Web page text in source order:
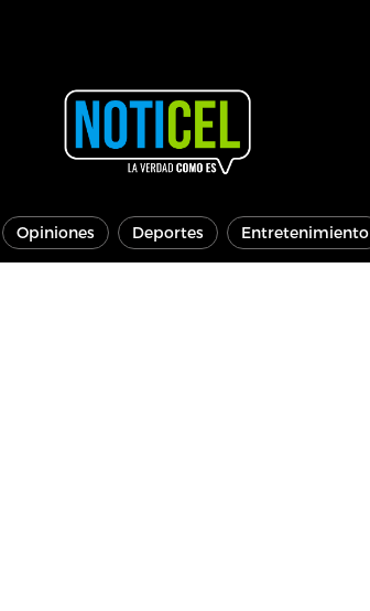
Opiniones Deportes Entretenimiento